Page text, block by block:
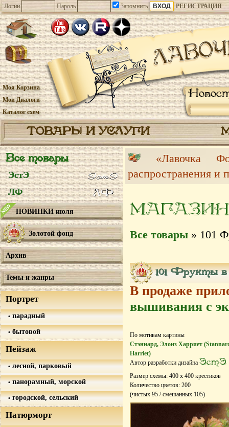
Логин Пароль Запомнить РЕГИСТРАЦИЯ
Моя Корзина
Мои Диалоги
Каталог схем
ТОВАРЫ И УСЛУГИ
Все товары
ЭстЭ
ЛФ
НОВИНКИ июля
Золотой фонд
Архив
Темы и жанры
Портрет
парадный
бытовой
Пейзаж
лесной, парковый
панорамный, морской
городской, сельский
Натюрморт
«Лавочка
распространения и
МАГАЗИН
Все товары » 101
101 Фрукты в
В продаже
вышивания с
По мотивам картины
Стэннард, Элоиз Харриет
Harriet)
Автор разработки дизайна ЭстЭ
Размер схемы: 400 х 400 крестиков
Количество цветов: 200
(чистых 95 / смешанных 105)